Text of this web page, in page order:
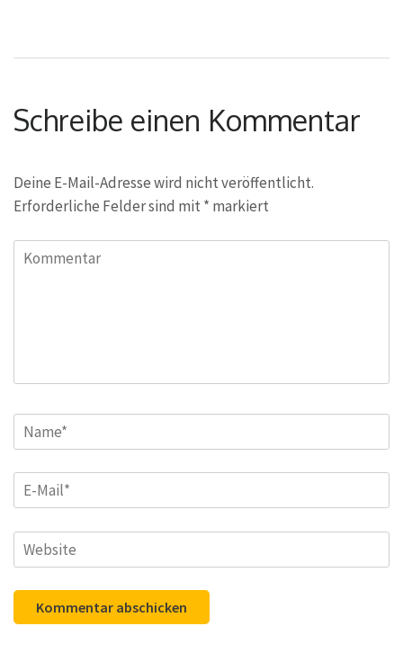
Schreibe einen Kommentar
Deine E-Mail-Adresse wird nicht veröffentlicht.
Erforderliche Felder sind mit * markiert
Kommentar
Name*
E-
Mail*
Website